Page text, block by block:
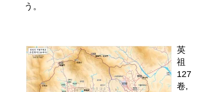
う。
英
祖
127
卷,